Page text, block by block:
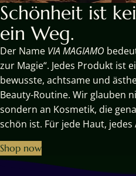
Schönheit ist
ein Weg.
Der Name VIA MAGIAMO
zur Magie“. Jedes Produkt ist
bewusste, achtsame und
Beauty-Routine. Wir glauben
sondern an Kosmetik, die
schön ist. Für jede Haut, jedes
Shop now